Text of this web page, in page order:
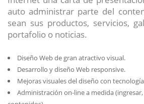
auto administrar parte del
sean sus productos, servicios,
portafolio o noticias.
Diseño Web de gran atractivo visual.
Desarrollo y diseño Web responsive.
Mejoras visuales del diseño con
Administración on-line a medida